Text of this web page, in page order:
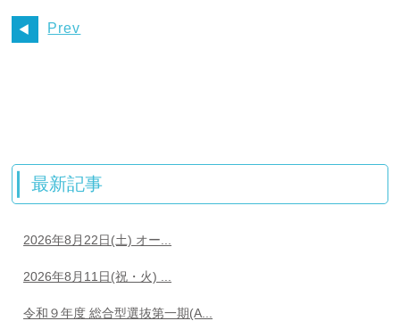
Prev
最新記事
2026年8月22日(土) オー...
2026年8月11日(祝・火) ...
令和９年度 総合型選抜第一期(A...